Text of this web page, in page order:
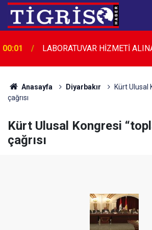
00:01 LABORATUVAR HİZMETİ
Anasayfa Diyarbakır
Kürt Ulusal
çağrısı
Kürt Ulusal Kongresi
çağrısı